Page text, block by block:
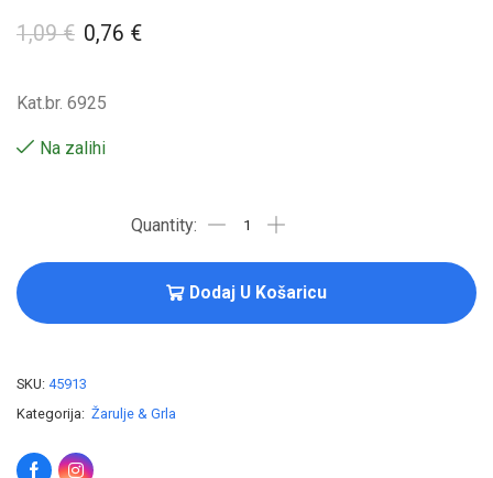
1,09€ 0,76 €
Kat.br. 6925
Na zalihi
Dodaj U Košaricu
SKU: 45913
Kategorija: Žarulje & Grla